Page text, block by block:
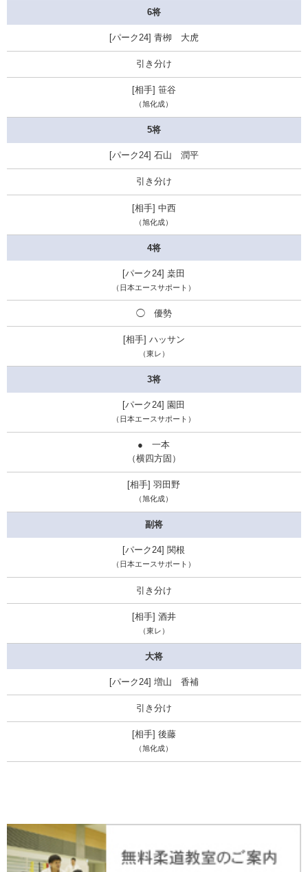
6将
青栁 大虎
引き分け
笹谷
（旭化成）
5将
石山 潤平
引き分け
中西
（旭化成）
4将
桒田
（日本エースサポート）
◯ 優勢
ハッサン
（東レ）
3将
園田
（日本エースサポート）
● 一本
（横四方固）
羽田野
（旭化成）
副将
関根
（日本エースサポート）
引き分け
酒井
（東レ）
大将
増山 香補
引き分け
後藤
（旭化成）